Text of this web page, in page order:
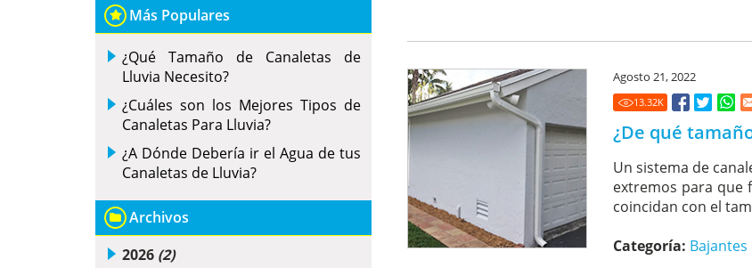
Agosto 21, 2022
13.32K
¿De qué
Un sistema de
extremos para que
coincidan con el
Categoría: Bajantes
Más Populares
¿Qué Tamaño de Canaletas de
Lluvia Necesito?
¿Cuáles son los Mejores Tipos de
Canaletas Para Lluvia?
¿A Dónde Debería ir el Agua de tus
Canaletas de Lluvia?
Archivos
2026 (2)